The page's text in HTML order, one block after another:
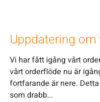
Uppdatering
Vi har fått igång vårt
vårt orderflöde nu är
fortfarande är nere.
som drabb...